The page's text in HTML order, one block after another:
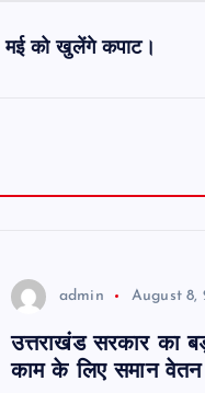
मई को खुलेंगे कपाट।
admin August 8,
उत्तराखंड सरकार का
काम के लिए समान